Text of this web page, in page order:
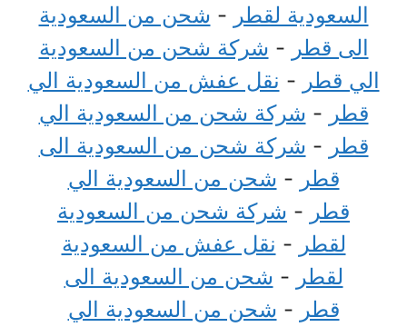
السعودية لقطر - شحن من السعودية
الى قطر - شركة شحن من السعودية
الي قطر - نقل عفش من السعودية الي
قطر - شركة شحن من السعودية الي
قطر - شركة شحن من السعودية الى
قطر - شحن من السعودية الي
قطر - شركة شحن من السعودية
لقطر - نقل عفش من السعودية
لقطر - شحن من السعودية الى
قطر - شحن من السعودية الي